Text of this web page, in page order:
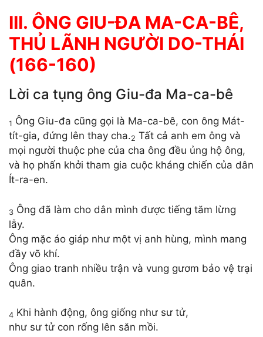
III. ÔNG GIU-ĐA MA-CA-BÊ,
THỦ LÃNH NGƯỜI DO-THÁI
(166-160)
Lời ca tụng ông Giu-đa Ma-ca-bê
1 Ông Giu-đa cũng gọi là Ma-ca-bê, con ông Mát-
tít-gia, đứng lên thay cha.2 Tất cả anh em ông và
mọi người thuộc phe của cha ông đều ủng hộ ông,
và họ phấn khởi tham gia cuộc kháng chiến của dân
Ít-ra-en.
3 Ông đã làm cho dân mình được tiếng tăm lừng
lẫy.
Ông mặc áo giáp như một vị anh hùng, mình mang
đầy võ khí.
Ông giao tranh nhiều trận và vung gươm bảo vệ trại
quân.
4 Khi hành động, ông giống như sư tử,
như sư tử con rống lên săn mồi.